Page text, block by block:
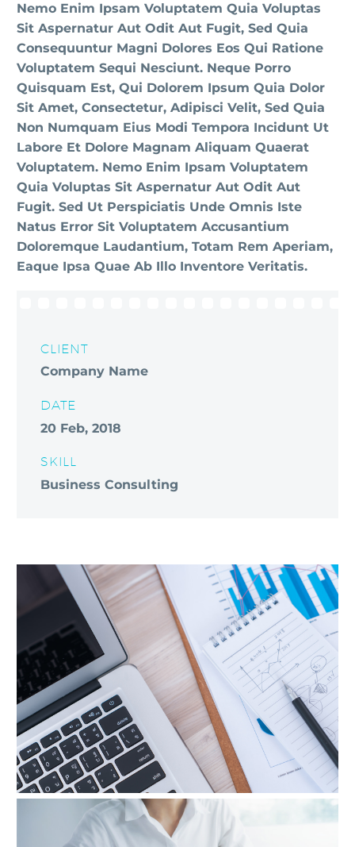
Nemo Enim Ipsam Voluptatem Quia Voluptas
Sit Aspernatur Aut Odit Aut Fugit, Sed Quia
Consequuntur Magni Dolores Eos Qui Ratione
Voluptatem Sequi Nesciunt. Neque Porro
Quisquam Est, Qui Dolorem Ipsum Quia Dolor
Sit Amet, Consectetur, Adipisci Velit, Sed Quia
Non Numquam Eius Modi Tempora Incidunt Ut
Labore Et Dolore Magnam Aliquam Quaerat
Voluptatem. Nemo Enim Ipsam Voluptatem
Quia Voluptas Sit Aspernatur Aut Odit Aut
Fugit. Sed Ut Perspiciatis Unde Omnis Iste
Natus Error Sit Voluptatem Accusantium
Doloremque Laudantium, Totam Rem Aperiam,
Eaque Ipsa Quae Ab Illo Inventore Veritatis.
CLIENT
Company Name
DATE
20 Feb, 2018
SKILL
Business Consulting